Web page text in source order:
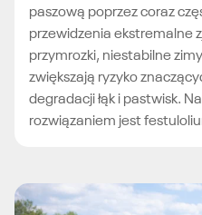
paszową poprzez coraz
przewidzenia ekstremalne
przymrozki, niestabilne
zwiększają ryzyko
degradacji łąk i pastwisk.
rozwiązaniem jest